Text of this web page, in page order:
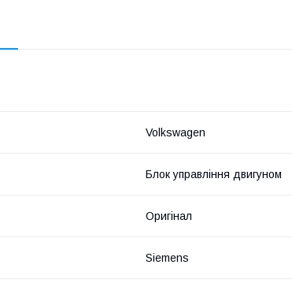
Volkswagen
Блок управління двигуном
Оригінал
Siemens